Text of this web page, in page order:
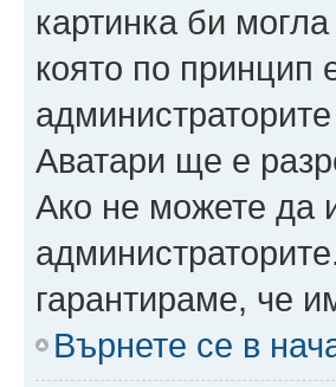
картинка би
която по принцип
Аватари ще е
Ако не можете да
гарантираме, че
Върнете се в